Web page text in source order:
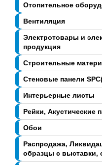
Отопительное
Вентиляция
Электротовары и
продукция
Строительные
Стеновые панели
Интерьерные листы
Рейки, Акустические
Обои
Распродажа,
образцы с выставки,